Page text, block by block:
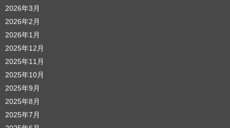
2026年3月
2026年2月
2026年1月
2025年12月
2025年11月
2025年10月
2025年9月
2025年8月
2025年7月